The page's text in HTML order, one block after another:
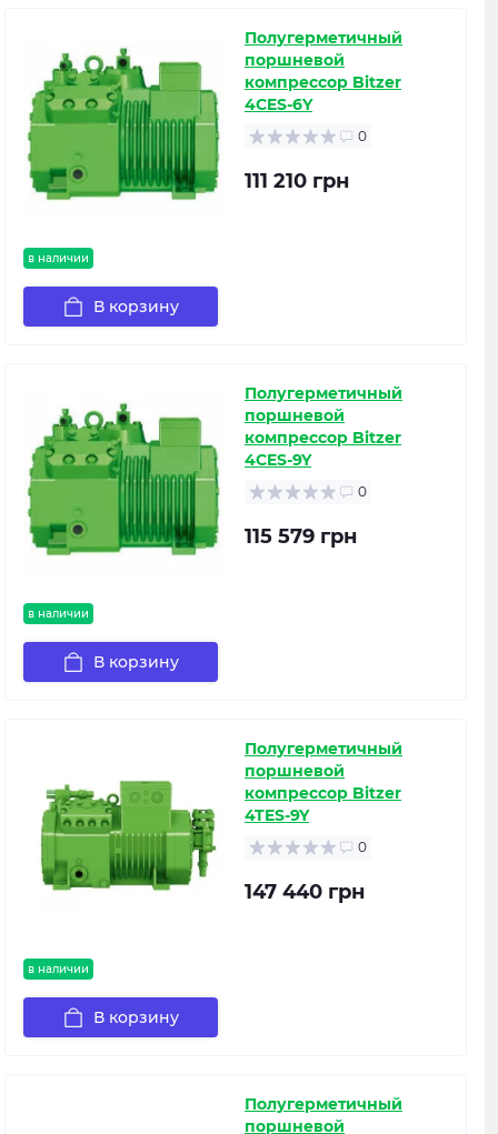
в наличии
Полугерметичный
поршневой
компрессор Bitzer
4CES-6Y
0
111 210 грн
В корзину
в наличии
Полугерметичный
поршневой
компрессор Bitzer
4CES-9Y
0
115 579 грн
В корзину
в наличии
Полугерметичный
поршневой
компрессор Bitzer
4TES-9Y
0
147 440 грн
В корзину
Полугерметичный
поршневой